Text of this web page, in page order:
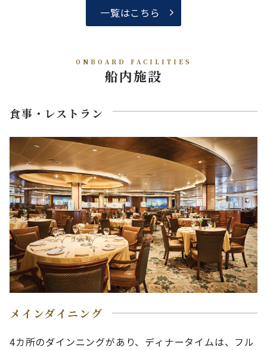
一覧はこちら
ONBOARD FACILITIES
船内施設
食事・レストラン
メインダイニング
4カ所のダインニングがあり、ディナータイムは、フル